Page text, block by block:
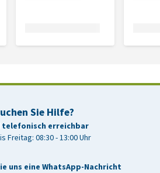
Sie Hilfe?
telefonisch erreichbar
Freitag: 08:30 - 13:00 Uhr
uns eine WhatsApp-Nachricht